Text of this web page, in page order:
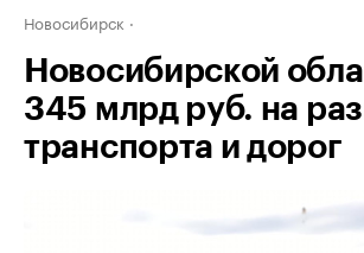
Новосибирск
Новосибирской
345 млрд руб. на
транспорта и дорог